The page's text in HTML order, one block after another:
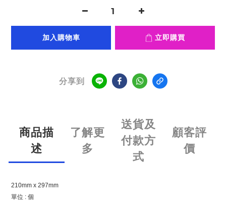
加入購物車 立即購買
分享到
商品描
述
了解更
多
送貨及
付款方
式
顧客評
價
210mm x 297mm
單位 : 個